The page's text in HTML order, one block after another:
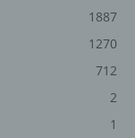
1887
1270
712
2
1
Person
gespeichert.